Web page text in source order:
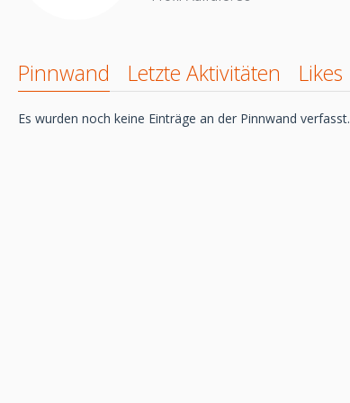
Pinnwand Letzte Aktivitäten Likes
Es wurden noch keine Einträge an der Pinnwand verfasst.